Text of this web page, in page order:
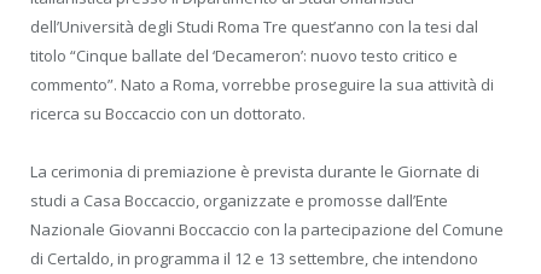
dell’Università degli Studi Roma Tre quest’anno con la tesi dal
titolo “Cinque ballate del ‘Decameron’: nuovo testo critico e
commento”. Nato a Roma, vorrebbe proseguire la sua attività di
ricerca su Boccaccio con un dottorato.
La cerimonia di premiazione è prevista durante le Giornate di
studi a Casa Boccaccio, organizzate e promosse dall’Ente
Nazionale Giovanni Boccaccio con la partecipazione del Comune
di Certaldo, in programma il 12 e 13 settembre, che intendono